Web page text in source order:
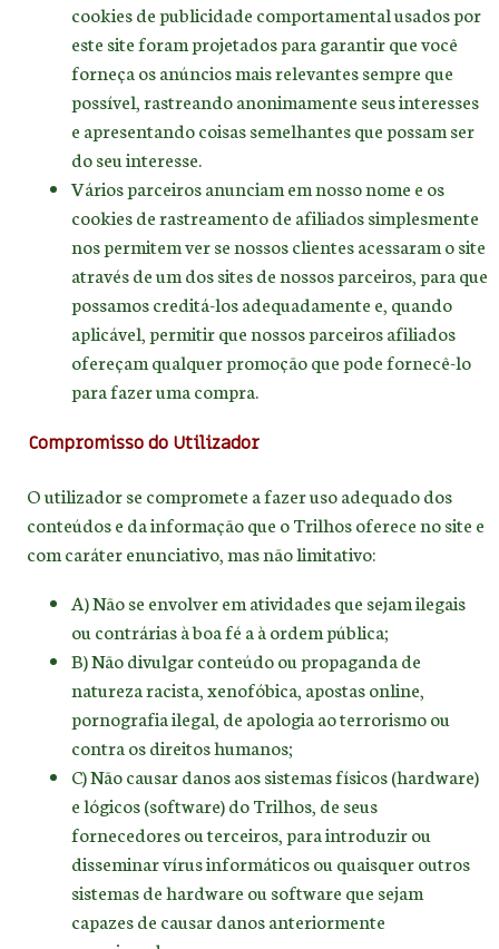
cookies de publicidade comportamental usados por
este site foram projetados para garantir que você
forneça os anúncios mais relevantes sempre que
possível, rastreando anonimamente seus interesses
e apresentando coisas semelhantes que possam ser
do seu interesse.
Vários parceiros anunciam em nosso nome e os
cookies de rastreamento de afiliados simplesmente
nos permitem ver se nossos clientes acessaram o site
através de um dos sites de nossos parceiros, para que
possamos creditá-los adequadamente e, quando
aplicável, permitir que nossos parceiros afiliados
ofereçam qualquer promoção que pode fornecê-lo
para fazer uma compra.
Compromisso do Utilizador
O utilizador se compromete a fazer uso adequado dos
conteúdos e da informação que o Trilhos oferece no site e
com caráter enunciativo, mas não limitativo:
A) Não se envolver em atividades que sejam ilegais
ou contrárias à boa fé a à ordem pública;
B) Não divulgar conteúdo ou propaganda de
natureza racista, xenofóbica, apostas online,
pornografia ilegal, de apologia ao terrorismo ou
contra os direitos humanos;
C) Não causar danos aos sistemas físicos (hardware)
e lógicos (software) do Trilhos, de seus
fornecedores ou terceiros, para introduzir ou
disseminar vírus informáticos ou quaisquer outros
sistemas de hardware ou software que sejam
capazes de causar danos anteriormente